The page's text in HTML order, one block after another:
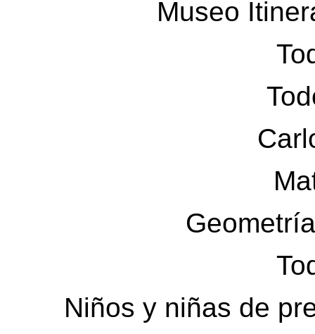
Museo
Niños y niñas de